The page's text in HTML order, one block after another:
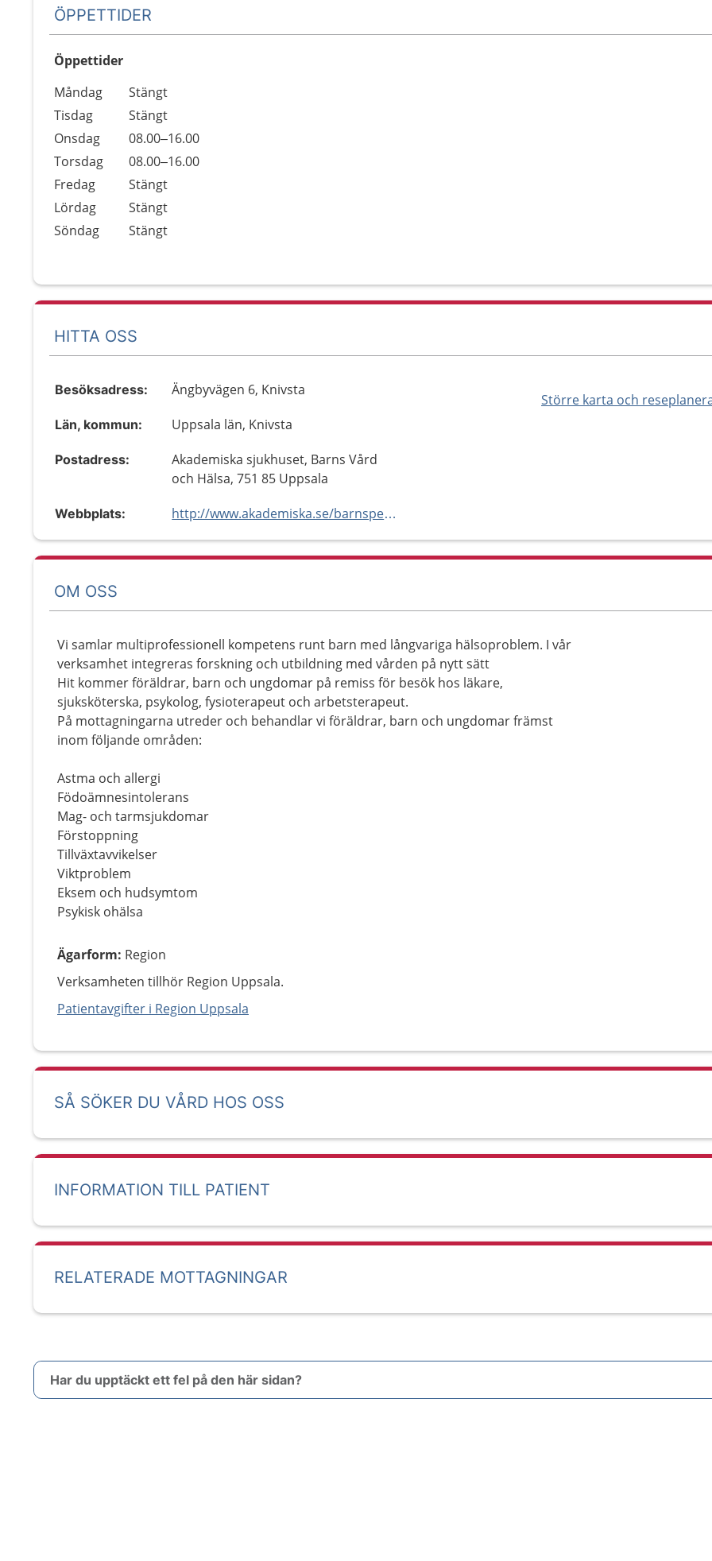
ÖPPETTIDER
Öppettider
Dag
Öppettider
Kommentarer
Måndag
Stängt
Tisdag
Stängt
Onsdag
08.00–16.00
Torsdag
08.00–16.00
Fredag
Stängt
Lördag
Stängt
Söndag
Stängt
HITTA OSS
Större karta och
Besöksadress: Ängbyvägen 6, Knivsta
Län, kommun: Uppsala län, Knivsta
Postadress:
Akademiska sjukhuset, Barns Vård
och Hälsa, 751 85 Uppsala
Webbplats: http://www.akademiska.se/barnspecialistmottagningar
OM OSS
Vi samlar multiprofessionell kompetens runt barn med långvariga hälsoproblem. I vår
verksamhet integreras forskning och utbildning med vården på nytt sätt
Hit kommer föräldrar, barn och ungdomar på remiss för besök hos läkare,
sjuksköterska, psykolog, fysioterapeut och arbetsterapeut.
På mottagningarna utreder och behandlar vi föräldrar, barn och ungdomar främst
inom följande områden:
Astma och allergi
Födoämnesintolerans
Mag- och tarmsjukdomar
Förstoppning
Tillväxtavvikelser
Viktproblem
Eksem och hudsymtom
Psykisk ohälsa
Ägarform: Region
Verksamheten tillhör Region Uppsala.
Patientavgifter i Region Uppsala
SÅ SÖKER DU VÅRD HOS OSS
INFORMATION TILL PATIENT
RELATERADE MOTTAGNINGAR
Har du upptäckt ett fel på den här sidan?